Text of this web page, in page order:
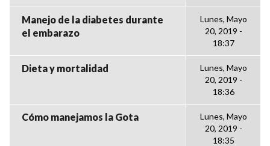
Manejo de la diabetes durante
el embarazo
Lunes, Mayo
20, 2019 -
18:37
Dieta y mortalidad
Lunes, Mayo
20, 2019 -
18:36
Cómo manejamos la Gota
Lunes, Mayo
20, 2019 -
18:35